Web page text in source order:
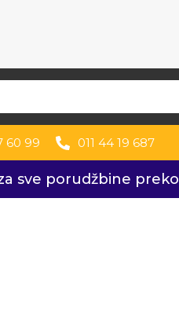
60 99 011 44 19 687
sve porudžbine preko